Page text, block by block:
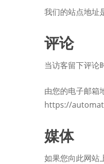
我们的站点地址
评论
当访客留下评论
由您的电子邮箱
https://
媒体
如果您向此网站